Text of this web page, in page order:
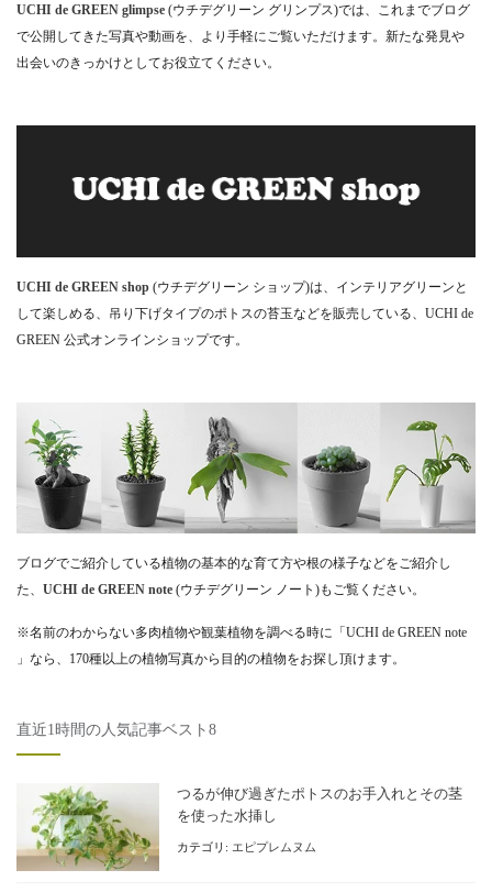
UCHI de GREEN glimpse (ウチデグリーン グリンプス)では、これまでブログ
で公開してきた写真や動画を、より手軽にご覧いただけます。新たな発見や
出会いのきっかけとしてお役立てください。
UCHI de GREEN shop (ウチデグリーン ショップ)は、インテリアグリーンと
して楽しめる、吊り下げタイプのポトスの苔玉などを販売している、UCHI de
GREEN 公式オンラインショップです。
ブログでご紹介している植物の基本的な育て方や根の様子などをご紹介し
た、 UCHI de GREEN note (ウチデグリーン ノート)もご覧ください。
※名前のわからない多肉植物や観葉植物を調べる時に「UCHI de GREEN note
」なら、170種以上の植物写真から目的の植物をお探し頂けます。
直近1時間の人気記事ベスト8
つるが伸び過ぎたポトスのお手入れとその茎
を使った水挿し
カテゴリ: エピプレムヌム